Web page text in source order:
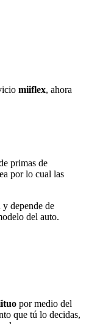
miiflex, ahora
primas de
por lo cual las
depende de
del auto.
por medio del
que tú lo decidas,